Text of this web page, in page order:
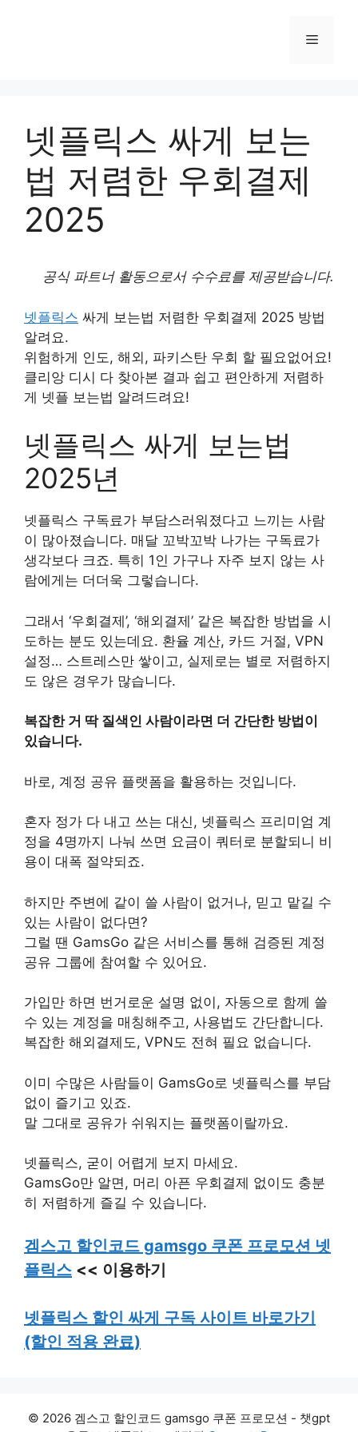
메
넷플릭스 싸게 보는
법 저렴한 우회결제
2025
공식 파트너 활동으로서 수수료를 제공받습니다.
넷플릭스 싸게 보는법 저렴한 우회결제 2025 방법
알려요.
위험하게 인도, 해외, 파키스탄 우회 할 필요없어요!
클리앙 디시 다 찾아본 결과 쉽고 편안하게 저렴하
게 넷플 보는법 알려드려요!
넷플릭스 싸게 보는법
2025년
넷플릭스 구독료가 부담스러워졌다고 느끼는 사람
이 많아졌습니다. 매달 꼬박꼬박 나가는 구독료가
생각보다 크죠. 특히 1인 가구나 자주 보지 않는 사
람에게는 더더욱 그렇습니다.
그래서 ‘우회결제’, ‘해외결제’ 같은 복잡한 방법을 시
도하는 분도 있는데요. 환율 계산, 카드 거절, VPN
설정… 스트레스만 쌓이고, 실제로는 별로 저렴하지
도 않은 경우가 많습니다.
복잡한 거 딱 질색인 사람이라면 더 간단한 방법이
있습니다.
바로, 계정 공유 플랫폼을 활용하는 것입니다.
혼자 정가 다 내고 쓰는 대신, 넷플릭스 프리미엄 계
정을 4명까지 나눠 쓰면 요금이 쿼터로 분할되니 비
용이 대폭 절약되죠.
하지만 주변에 같이 쓸 사람이 없거나, 믿고 맡길 수
있는 사람이 없다면?
그럴 땐 GamsGo 같은 서비스를 통해 검증된 계정
공유 그룹에 참여할 수 있어요.
가입만 하면 번거로운 설명 없이, 자동으로 함께 쓸
수 있는 계정을 매칭해주고, 사용법도 간단합니다.
복잡한 해외결제도, VPN도 전혀 필요 없습니다.
이미 수많은 사람들이 GamsGo로 넷플릭스를 부담
없이 즐기고 있죠.
말 그대로 공유가 쉬워지는 플랫폼이랄까요.
넷플릭스, 굳이 어렵게 보지 마세요.
GamsGo만 알면, 머리 아픈 우회결제 없이도 충분
히 저렴하게 즐길 수 있습니다.
겜스고 할인코드 gamsgo 쿠폰 프로모션 넷
플릭스 << 이용하기
넷플릭스 할인 싸게 구독 사이트 바로가기
(할인 적용 완료)
© 2026 겜스고 할인코드 gamsgo 쿠폰 프로모션 - 챗gpt